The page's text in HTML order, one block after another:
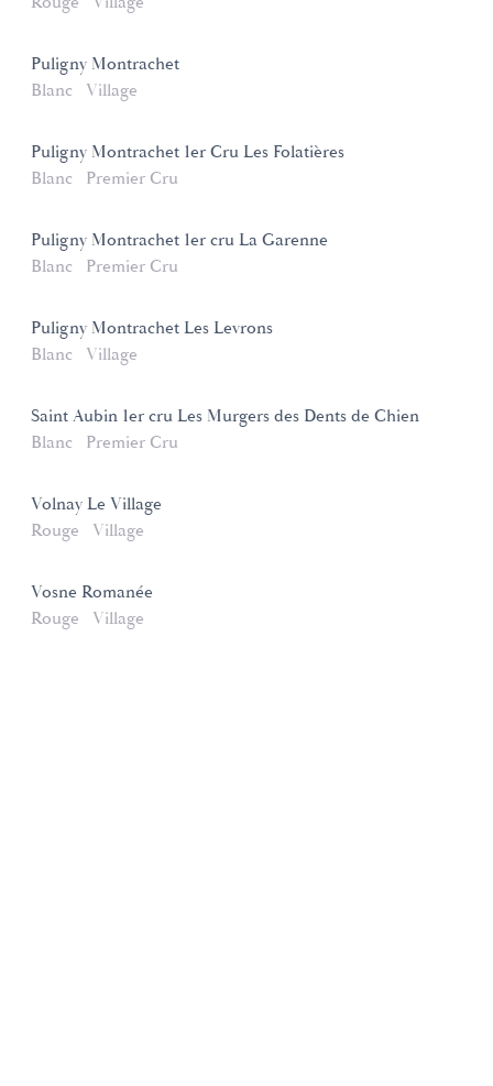
Puligny Montrachet
Blanc
Village
Puligny Montrachet 1er Cru Les Folatières
Blanc
Premier Cru
Puligny Montrachet 1er cru La Garenne
Blanc
Premier Cru
Puligny Montrachet Les Levrons
Blanc
Village
Saint Aubin 1er cru Les Murgers des Dents de Chien
Blanc
Premier Cru
Volnay Le Village
Rouge
Village
Vosne Romanée
Rouge
Village